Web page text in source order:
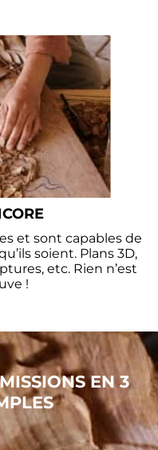
et sont capables de
soient. Plans 3D,
etc. Rien n’est
!
EN 3